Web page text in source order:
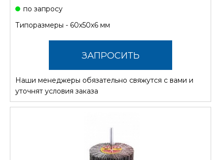
по запросу
Типоразмеры - 60х50х6 мм
ЗАПРОСИТЬ
СТОИМОСТЬ
Наши менеджеры обязательно свяжутся с вами и
уточнят условия заказа